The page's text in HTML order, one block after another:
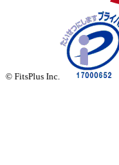
© FitsPlus Inc.